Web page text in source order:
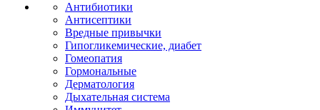
Антибиотики
Антисептики
Вредные привычки
Гипогликемические, диабет
Гомеопатия
Гормональные
Дерматология
Дыхательная система